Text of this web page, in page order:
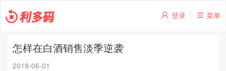
菜单
登录
怎样在白酒销售淡季逆袭
2018-06-01